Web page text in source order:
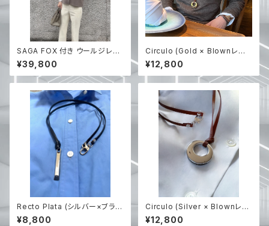
SAGA FOX 付き ウールジレ
グレージュ 再入荷
¥39,800
Circulo (Gold × Blownレザ
ー) 【RIEのハンドメイド】
¥12,800
Recto Plata (シルバー×ブラッ
クレザー紐のみ) 【RIEのハンド
¥8,800
Circulo (Silver × Blownレザ
ー) 【RIEのハンドメイド】
¥12,800